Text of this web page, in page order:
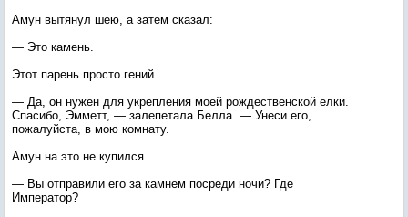
Амун вытянул шею, а затем сказал:
— Это камень.
Этот парень просто гений.
— Да, он нужен для укрепления моей рождественской елки.
Спасибо, Эмметт, — залепетала Белла. — Унеси его,
пожалуйста, в мою комнату.
Амун на это не купился.
— Вы отправили его за камнем посреди ночи? Где
Император?